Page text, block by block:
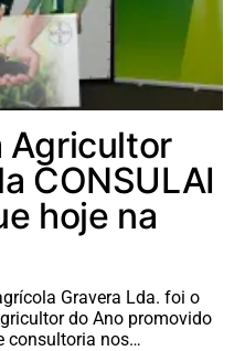
Agricultor
CONSULAI
hoje na
Gravera Lda. foi o
do Ano promovido
consultoria nos…